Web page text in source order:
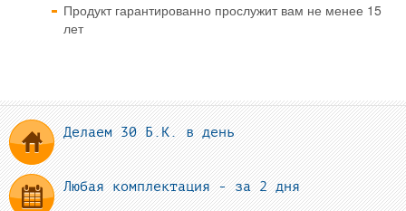
Продукт гарантированно прослужит вам не менее 15
лет
Делаем 30 Б.К. в день
Любая комплектация - за 2 дня